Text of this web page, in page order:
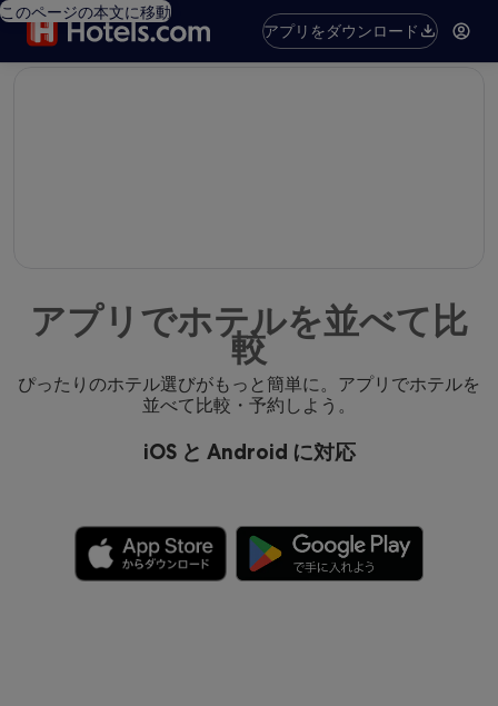
このページの本文に移動
アプリをダウンロード
アプリでホテルを並べて比
較
ぴったりのホテル選びがもっと簡単に。アプリでホテルを
並べて比較・予約しよう。
iOS と Android に対応